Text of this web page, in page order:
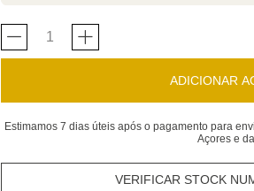
ADICIONAR
Estimamos 7 dias úteis após o pagamento para
Açores e
VERIFICAR STOCK